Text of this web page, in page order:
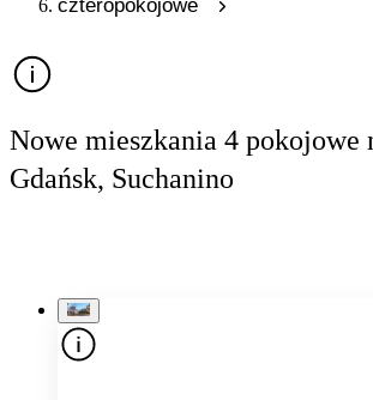
czteropokojowe
Nowe mieszkania 4 pokojowe
Gdańsk, Suchanino